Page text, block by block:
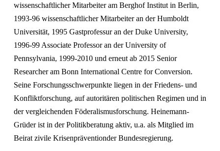
wissenschaftlicher Mitarbeiter am Berghof Institut in Berlin,
1993-96 wissenschaftlicher Mitarbeiter an der Humboldt
Universität, 1995 Gastprofessur an der Duke University,
1996-99 Associate Professor an der University of
Pennsylvania, 1999-2010 und erneut ab 2015 Senior
Researcher am Bonn International Centre for Conversion.
Seine Forschungsschwerpunkte liegen in der Friedens- und
Konfliktforschung, auf autoritären politischen Regimen und in
der vergleichenden Föderalismusforschung. Heinemann-
Grüder ist in der Politikberatung aktiv, u.a. als Mitglied im
Beirat zivile Krisenpräventionder Bundesregierung.